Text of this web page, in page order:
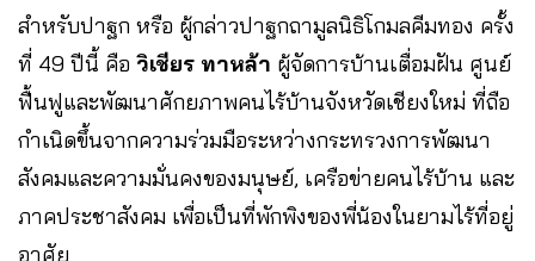
สำหรับปาฐก หรือ ผู้กล่าวปาฐกถามูลนิธิโกมลคีมทอง ครั้ง
ที่ 49 ปีนี้ คือ วิเชียร ทาหล้า ผู้จัดการบ้านเตื่อมฝัน ศูนย์
ฟื้นฟูและพัฒนาศักยภาพคนไร้บ้านจังหวัดเชียงใหม่ ที่ถือ
กำเนิดขึ้นจากความร่วมมือระหว่างกระทรวงการพัฒนา
สังคมและความมั่นคงของมนุษย์, เครือข่ายคนไร้บ้าน และ
ภาคประชาสังคม เพื่อเป็นที่พักพิงของพี่น้องในยามไร้ที่อยู่
อาศัย